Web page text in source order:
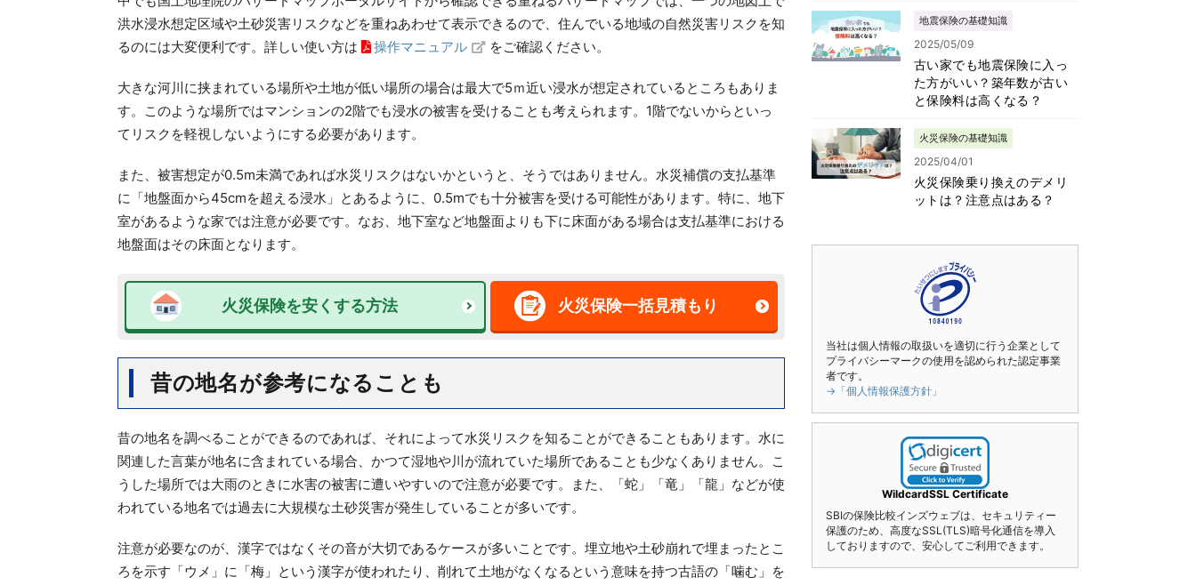
洪水浸水想定区域や土砂災害リスクなどを重ねあわせて表示できるので、住んでいる地域の自然災害リスクを知
るのには大変便利です。詳しい使い方は
操作マニュアル をご確認ください。
大きな河川に挟まれている場所や土地が低い場所の場合は最大で5ｍ近い浸水が想定されているところもありま
す。このような場所ではマンションの2階でも浸水の被害を受けることも考えられます。1階でないからといっ
てリスクを軽視しないようにする必要があります。
また、被害想定が0.5m未満であれば水災リスクはないかというと、そうではありません。水災補償の支払基準
に「地盤面から45cmを超える浸水」とあるように、0.5mでも十分被害を受ける可能性があります。特に、地下
室があるような家では注意が必要です。なお、地下室など地盤面よりも下に床面がある場合は支払基準における
地盤面はその床面となります。
火災保険を安くする方法 火災保険一括見積もり
昔の地名が参考になることも
昔の地名を調べることができるのであれば、それによって水災リスクを知ることができることもあります。水に
関連した言葉が地名に含まれている場合、かつて湿地や川が流れていた場所であることも少なくありません。こ
うした場所では大雨のときに水害の被害に遭いやすいので注意が必要です。また、「蛇」「竜」「龍」などが使
われている地名では過去に大規模な土砂災害が発生していることが多いです。
注意が必要なのが、漢字ではなくその音が大切であるケースが多いことです。埋立地や土砂崩れで埋まったとこ
ろを示す「ウメ」に「梅」という漢字が使われたり、削れて土地がなくなるという意味を持つ古語の「噛む」を
地震保険の基礎知識
2025/05/09
古い家でも地震保険に入っ
た方がいい？築年数が古い
と保険料は高くなる？
火災保険の基礎知識
2025/04/01
火災保険乗り換えのデメリ
ットは？注意点はある？
当社は個人情報の取扱いを適切に行う企業として
プライバシーマークの使用を認められた認定事業
者です。
→「個人情報保護方針」
WildcardSSL Certificate
SBIの保険比較インズウェブは、セキュリティー
保護のため、高度なSSL(TLS)暗号化通信を導入
しておりますので、安心してご利用できます。